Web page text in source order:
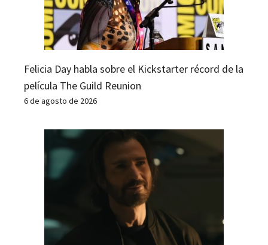
Felicia Day habla sobre el Kickstarter récord de la
película The Guild Reunion
6 de agosto de 2026